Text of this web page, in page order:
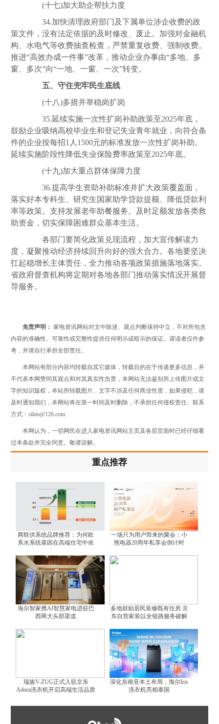
(十七)加大助企帮扶力度
34.加快清理政府部门及下属单位涉企收费的政
策文件，没有法定依据的及时修改、废止。加强对金融机
构、水电气等收费抽查检查，严禁重复收费、强制收费。
推进“高效办成一件事”改革，推动企业办事由“多地、多
窗、多次”向“一地、一窗、一次”转变。
五、守住兜牢民生底线
(十八)多措并举稳岗扩岗
35.延续实施一次性扩岗补助政策至2025年底，
鼓励企业吸纳高校毕业生和登记失业青年就业，向符合条
件的企业按每招1人1500元的标准发放一次性扩岗补助。
延续实施阶段性降低失业保险费率政策至2025年底。
(十九)加大重点群体保障力度
36.提高学生资助补助标准并扩大政策覆盖面，
落实好本专科生、研究生国家助学贷款提额、降低贷款利
率等政策。支持发展老年助餐服务。及时足额发放各类救
助资金，切实保障困难群众基本生活。
各部门要简化政策兑现流程，加大宣传解读力
度，凝聚推动经济持续回升向好的强大合力。各地要坚决
扛起稳增长主体责任，全力推动各项政策措施落地落实。
省政府督查机构将定期对各地各部门推动落实情况开展督
导服务。
免责声明： 家电资讯网站对文中陈述、观点判断保持中立，不对所包含
内容的准确性、可靠性或完整性提供任何明示或暗示的保证。请读者仅作参
考，并请自行承担全部责任。
本网站有部分内容均转载自其它媒体，转载目的在于传递更多信息，并
不代表本网赞同其观点和对其真实性负责，本网站无法鉴别所上传图片或文
字的知识版权，本站所转载图片、文字不涉及任何商业性质，如果侵犯，请
及时通知我们，本网站将在第一时间及时删除，不承担任何侵权责任。联系
方式：sikto@126.com
本网认为，一切网民在进入家电资讯网站主页及各层页面时已经仔细看
过本条款并完全同意。敬请谅解。
重点推荐
两联供系统品牌推荐：为何欧
系水系统基因在高端住宅中依
一场只为用户而来的聚会：小
熊电器20周年私享会倒计时
海尔智家携AI智慧家电进驻巴
西两大头部渠道
多地鼓励居民装修既有住房 京
东自营家装以全链路服务破解
瑞族V-ZUG正式入驻京东
Adora洗衣机开启高端生活品质
深化东南亚本土布局，海尔Iris
洗衣机亮相泰国